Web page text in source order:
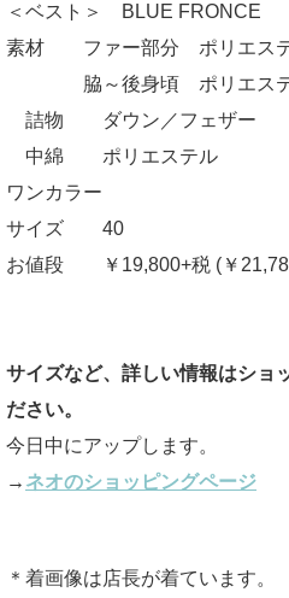
＜ベスト＞ BLUE FRONCE
素材 ファー部分 ポリエス
脇～後身頃 ポリエス
詰物 ダウン／フェザー
中綿 ポリエステル
ワンカラー
サイズ 40
お値段 ￥19,800+税 (￥
サイズなど、詳しい情報はショ
ださい。
今日中にアップします。
→ ネオのショッピングページ
＊着画像は店長が着ています。